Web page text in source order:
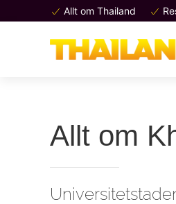
Allt om Thailand
Allt om